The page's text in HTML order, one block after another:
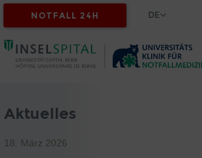
NOTFALL 24H DE
Aktuelles
18. März 2026